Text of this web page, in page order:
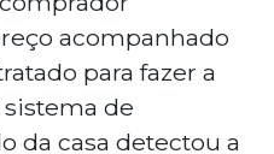
acompanhado
para fazer a
de
da casa detectou a